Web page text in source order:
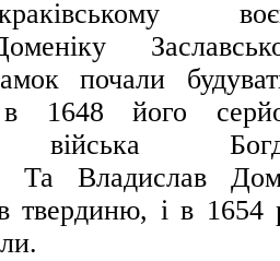
почали
його
війська
Та Владислав
твердиню, і в 1654